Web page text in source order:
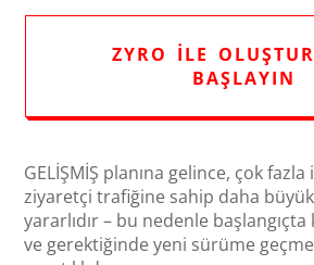
ZYRO ILE
BAŞLAYIN
GELİŞMİŞ planına gelince, çok
ziyaretçi trafiğine sahip daha
yararlıdır – bu nedenle
ve gerektiğinde yeni sürüme